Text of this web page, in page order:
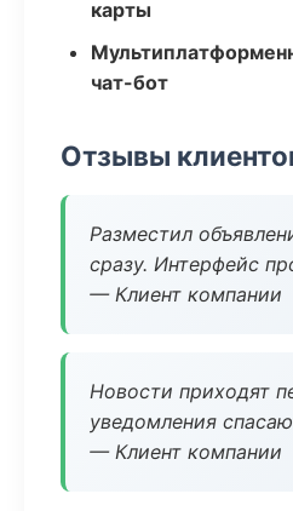
карты
чат-бот
Отзывы
Разместил
сразу. Интерфейс
— Клиент компании
Новости приходят
уведомления
— Клиент компании